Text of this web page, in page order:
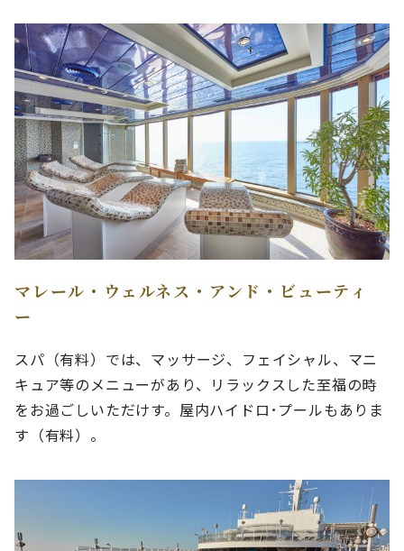
マレール・ウェルネス・アンド・ビューティ
ー
スパ（有料）では、マッサージ、フェイシャル、マニ
キュア等のメニューがあり、リラックスした至福の時
をお過ごしいただけす。屋内ハイドロ･プールもありま
す（有料）。